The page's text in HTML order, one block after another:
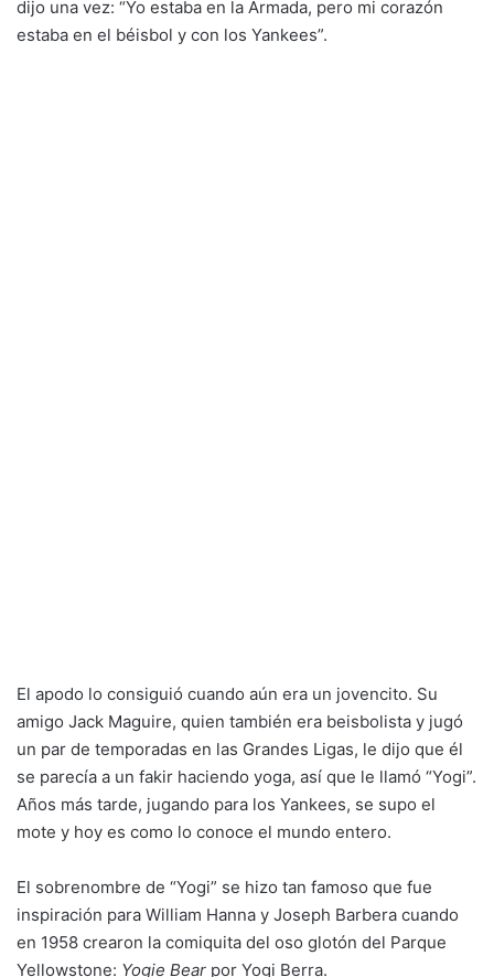
dijo una vez: “Yo estaba en la Armada, pero mi corazón
estaba en el béisbol y con los Yankees”.
El apodo lo consiguió cuando aún era un jovencito. Su
amigo Jack Maguire, quien también era beisbolista y jugó
un par de temporadas en las Grandes Ligas, le dijo que él
se parecía a un fakir haciendo yoga, así que le llamó “Yogi”.
Años más tarde, jugando para los Yankees, se supo el
mote y hoy es como lo conoce el mundo entero.
El sobrenombre de “Yogi” se hizo tan famoso que fue
inspiración para William Hanna y Joseph Barbera cuando
en 1958 crearon la comiquita del oso glotón del Parque
Yellowstone: Yogie Bear por Yogi Berra.